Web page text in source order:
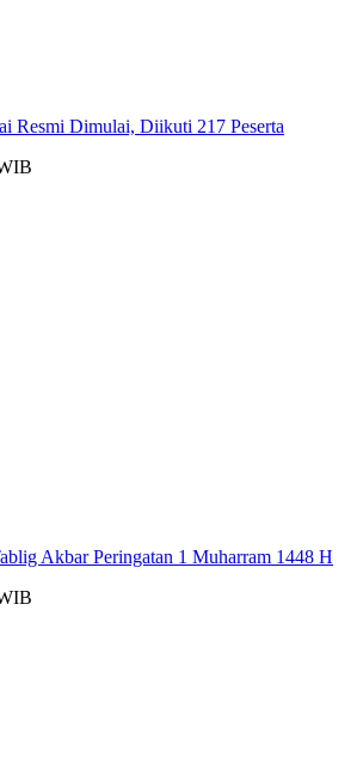
Resmi Dimulai, Diikuti 217 Peserta
Akbar Peringatan 1 Muharram 1448 H